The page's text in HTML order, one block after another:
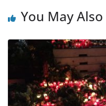
You May